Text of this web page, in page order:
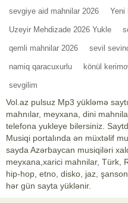
sevgiye aid mahnilar 2026 Yeni
Uzeyir Mehdizade 2026 Yukle
qemli mahnilar 2026 sevil
namiq qaracuxurlu könül
sevgilim
Vol.az pulsuz Mp3 yükləmə
mahnılar, meyxana, dini
telefona yukleye bilersiniz.
Musiqi portalında ən müxtəlif
sayda Azərbaycan musiqiləri
meyxana,xarici mahnilar, Türk,
hip-hop, etno, disko, jaz,
hər gün sayta yüklənir.